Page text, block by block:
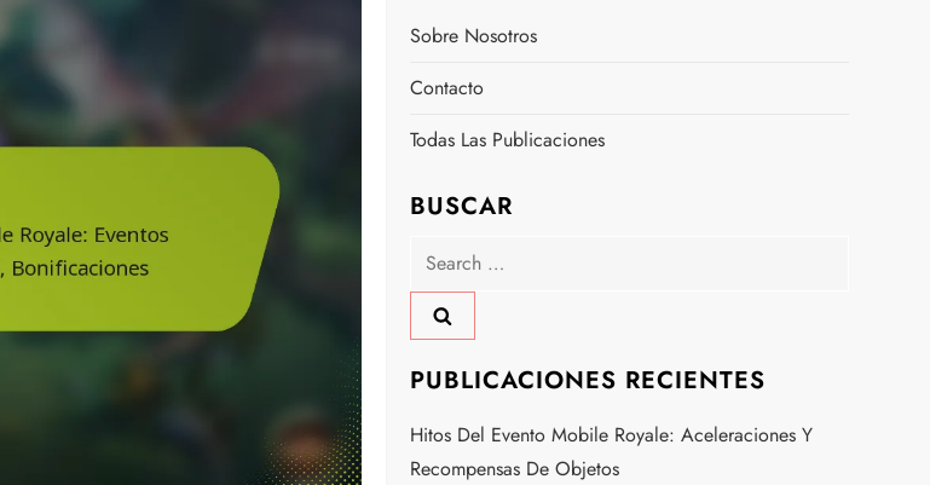
Sobre Nosotros
Contacto
Todas Las Publicaciones
BUSCAR
Search
for:
PUBLICACIONES RECIENTES
Hitos Del Evento Mobile Royale: Aceleraciones Y
Recompensas De Objetos